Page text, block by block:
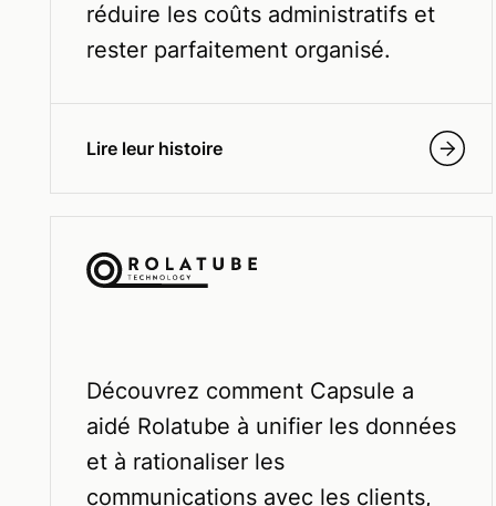
réduire les coûts administratifs et
rester parfaitement organisé.
Lire leur histoire
Découvrez comment Capsule a
aidé Rolatube à unifier les données
et à rationaliser les
communications avec les clients,